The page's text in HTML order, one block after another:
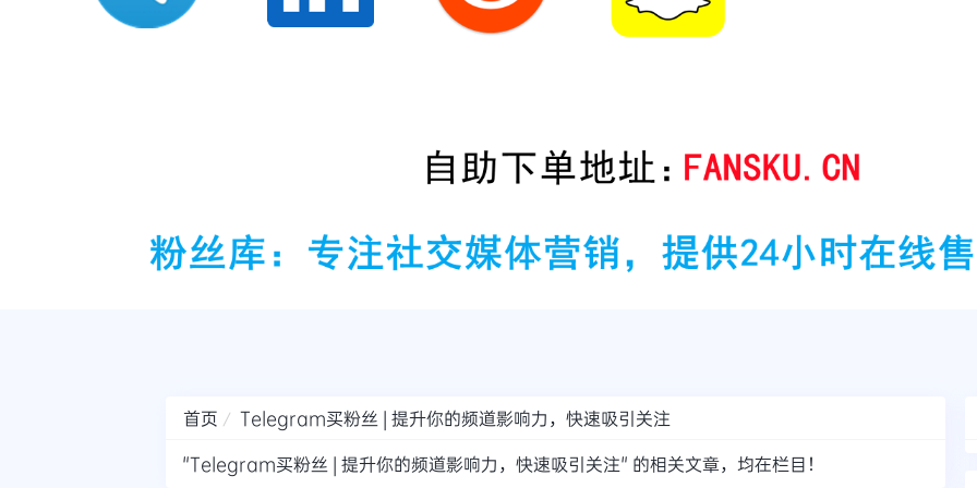
首页
Telegram买粉丝 | 提升你的频道影响力，快速吸引关注
"Telegram买粉丝 | 提升你的频道影响力，快速吸引关注" 的相关文章，均在栏目！